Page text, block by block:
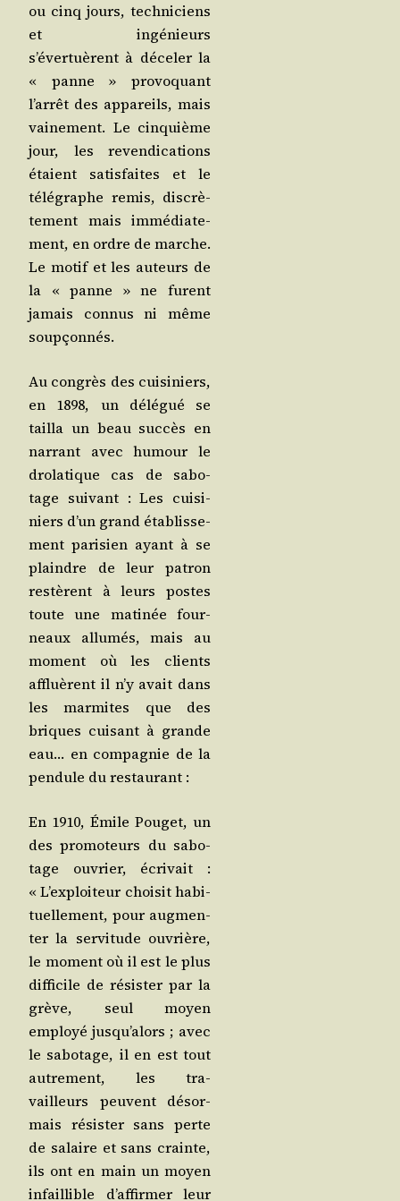
ou cinq jours, tech­ni­ciens
et ingé­nieurs
s’évertuèrent à déce­ler la
« panne » pro­vo­quant
l’arrêt des appa­reils, mais
vai­ne­ment. Le cin­quième
jour, les reven­di­ca­tions
étaient satis­faites et le
télé­graphe remis, dis­crè­
te­ment mais immé­dia­te­
ment, en ordre de marche.
Le motif et les auteurs de
la « panne » ne furent
jamais connus ni même
soupçonnés.
Au congrès des cui­si­niers,
en 1898, un délé­gué se
tailla un beau suc­cès en
nar­rant avec humour le
dro­la­tique cas de sabo­
tage sui­vant : Les cui­si­
niers d’un grand éta­blis­se­
ment pari­sien ayant à se
plaindre de leur patron
res­tèrent à leurs postes
toute une mati­née four­
neaux allu­més, mais au
moment où les clients
affluèrent il n’y avait dans
les mar­mites que des
briques cui­sant à grande
eau… en com­pa­gnie de la
pen­dule du restaurant :
En 1910, Émile Pou­get, un
des pro­mo­teurs du sabo­
tage ouvrier, écri­vait :
« L’exploiteur choi­sit habi­
tuel­le­ment, pour aug­men­
ter la ser­vi­tude ouvrière,
le moment où il est le plus
dif­fi­cile de résis­ter par la
grève, seul moyen
employé jusqu’alors ; avec
le sabo­tage, il en est tout
autre­ment, les tra­
vailleurs peuvent désor­
mais résis­ter sans perte
de salaire et sans crainte,
ils ont en main un moyen
infaillible d’affirmer leur